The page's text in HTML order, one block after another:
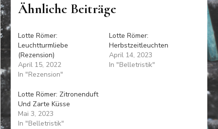
Ähnliche Beiträge
Lotte Römer:
Leuchtturmliebe
(Rezension)
April 15, 2022
In "Rezension"
Lotte Römer:
Herbstzeitleuchten
April 14, 2023
In "Belletristik"
Lotte Römer: Zitronenduft
Und Zarte Küsse
Mai 3, 2023
In "Belletristik"